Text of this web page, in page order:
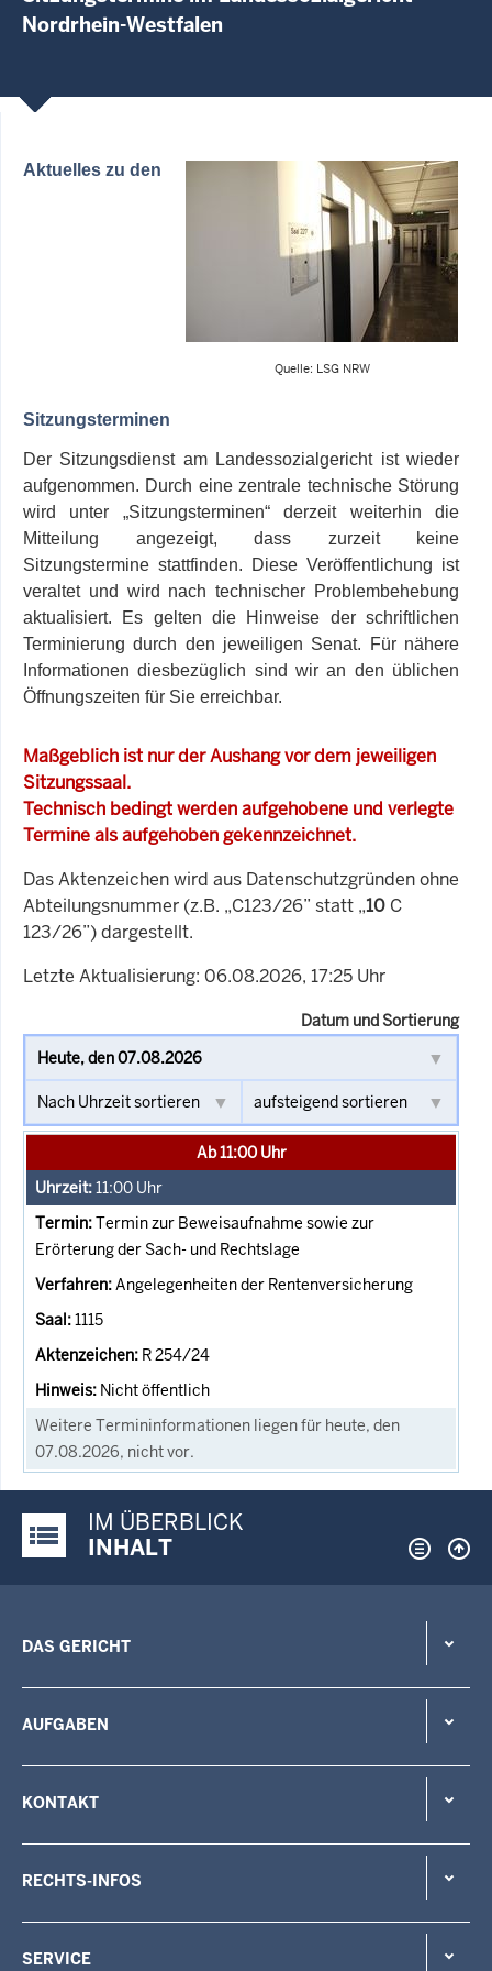
Nordrhein-Westfalen
Quelle: LSG NRW
Aktuelles zu den
Sitzungsterminen
Der Sitzungsdienst am Landessozialgericht ist wieder
aufgenommen. Durch eine zentrale technische Störung
wird unter „Sitzungsterminen“ derzeit weiterhin die
Mitteilung angezeigt, dass zurzeit keine
Sitzungstermine stattfinden. Diese Veröffentlichung ist
veraltet und wird nach technischer Problembehebung
aktualisiert. Es gelten die Hinweise der schriftlichen
Terminierung durch den jeweiligen Senat. Für nähere
Informationen diesbezüglich sind wir an den üblichen
Öffnungszeiten für Sie erreichbar.
Maßgeblich ist nur der Aushang vor dem jeweiligen
Sitzungssaal.
Technisch bedingt werden aufgehobene und verlegte
Termine als aufgehoben gekennzeichnet.
Das Aktenzeichen wird aus Datenschutzgründen ohne
Abteilungsnummer (z.B. „C123/26” statt „10 C
123/26”) dargestellt.
Letzte Aktualisierung: 06.08.2026, 17:25 Uhr
Datum und Sortierung
Ab 11:00 Uhr
11:00 Uhr
Termin zur Beweisaufnahme sowie zur
Erörterung der Sach- und Rechtslage
Angelegenheiten der Rentenversicherung
1115
R 254/24
Nicht öffentlich
Weitere Termininformationen liegen für heute, den
07.08.2026, nicht vor.
Justiz-Portal im Überblick:
IM ÜBERBLICK
INHALT
DAS GERICHT
AUFGABEN
KONTAKT
RECHTS-INFOS
SERVICE